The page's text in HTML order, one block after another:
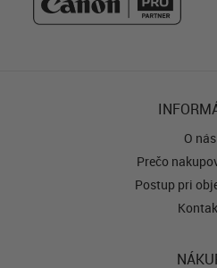
O nás
Prečo
Postup pri